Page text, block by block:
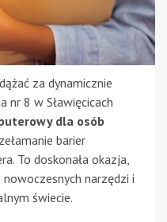
za dynamicznie
nr 8 w Sławięcicach
dla osób
barier
To doskonała okazja,
narzędzi i
świecie.